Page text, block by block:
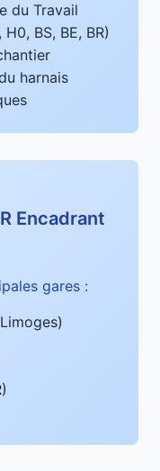
du Travail
BS, BE, BR)
harnais
Encadrant
gares :